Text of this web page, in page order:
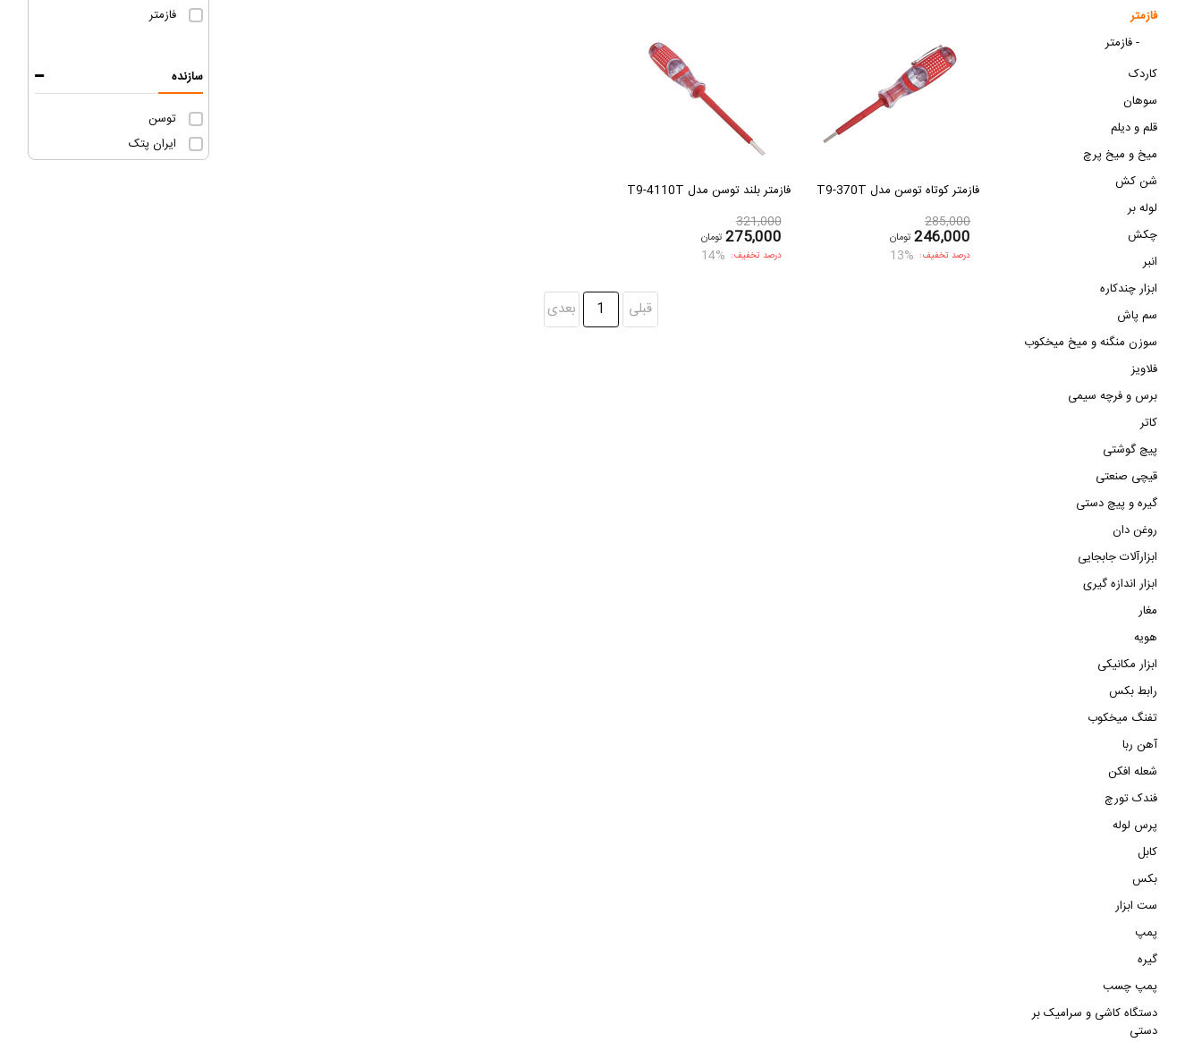
فازمتر
سازنده
توسن
ایران پتک
فازمتر کوتاه توسن مدل T9-370T
285,000
246,000 تومان
درصد تخفیف: 13%
فازمتر بلند توسن مدل T9-4110T
321,000
275,000 تومان
درصد تخفیف: 14%
قبلی 1 بعدی
فازمتر
فازمتر -
کاردک
سوهان
قلم و دیلم
میخ و میخ پرچ
شن کش
لوله بر
چکش
انبر
ابزار چندکاره
سم پاش
سوزن منگنه و میخ میخکوب
فلاویز
برس و فرچه سیمی
کاتر
پیچ گوشتی
قیچی صنعتی
گیره و پیچ دستی
روغن دان
ابزارآلات جابجایی
ابزار اندازه گیری
مغار
هویه
ابزار مکانیکی
رابط بکس
تفنگ میخکوب
آهن ربا
شعله افکن
فندک تورچ
پرس لوله
کابل
بکس
ست ابزار
پمپ
گیره
پمپ چسب
دستگاه کاشی و سرامیک بر
دستی